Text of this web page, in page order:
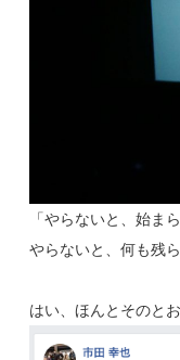
「やらないと、始まら
やらないと、何も残ら
はい、ほんとそのと